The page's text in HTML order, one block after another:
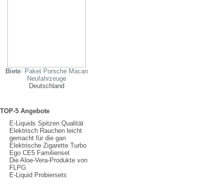
Biete: Paket Porsche Macan
Neufahrzeuge
Deutschland
TOP-5 Angebote
E-Liquids Spitzen Qualität
Elektrisch Rauchen leicht
gemacht für die gan
Elektrische Zigarette Turbo
Ego CE5 Familienset
Die Aloe-Vera-Produkte von
FLPG
E-Liquid Probiersets